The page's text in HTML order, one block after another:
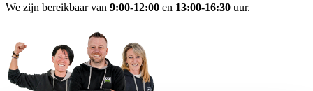
We zijn bereikbaar van 9:00-12:00 en 13:00-16:30 uur.